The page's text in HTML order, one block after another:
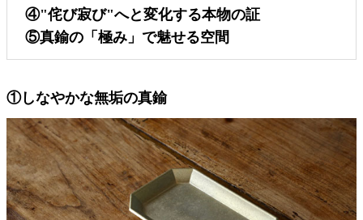
④"侘び寂び"へと変化する本物の証
⑤真鍮の「極み」で魅せる空間
①しなやかな無垢の真鍮